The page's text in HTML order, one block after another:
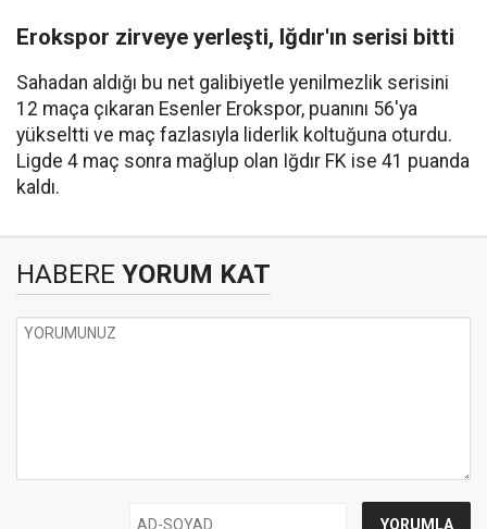
Erokspor zirveye yerleşti, Iğdır'ın serisi bitti
Sahadan aldığı bu net galibiyetle yenilmezlik serisini
12 maça çıkaran Esenler Erokspor, puanını 56'ya
yükseltti ve maç fazlasıyla liderlik koltuğuna oturdu.
Ligde 4 maç sonra mağlup olan Iğdır FK ise 41 puanda
kaldı.
HABERE YORUM KAT